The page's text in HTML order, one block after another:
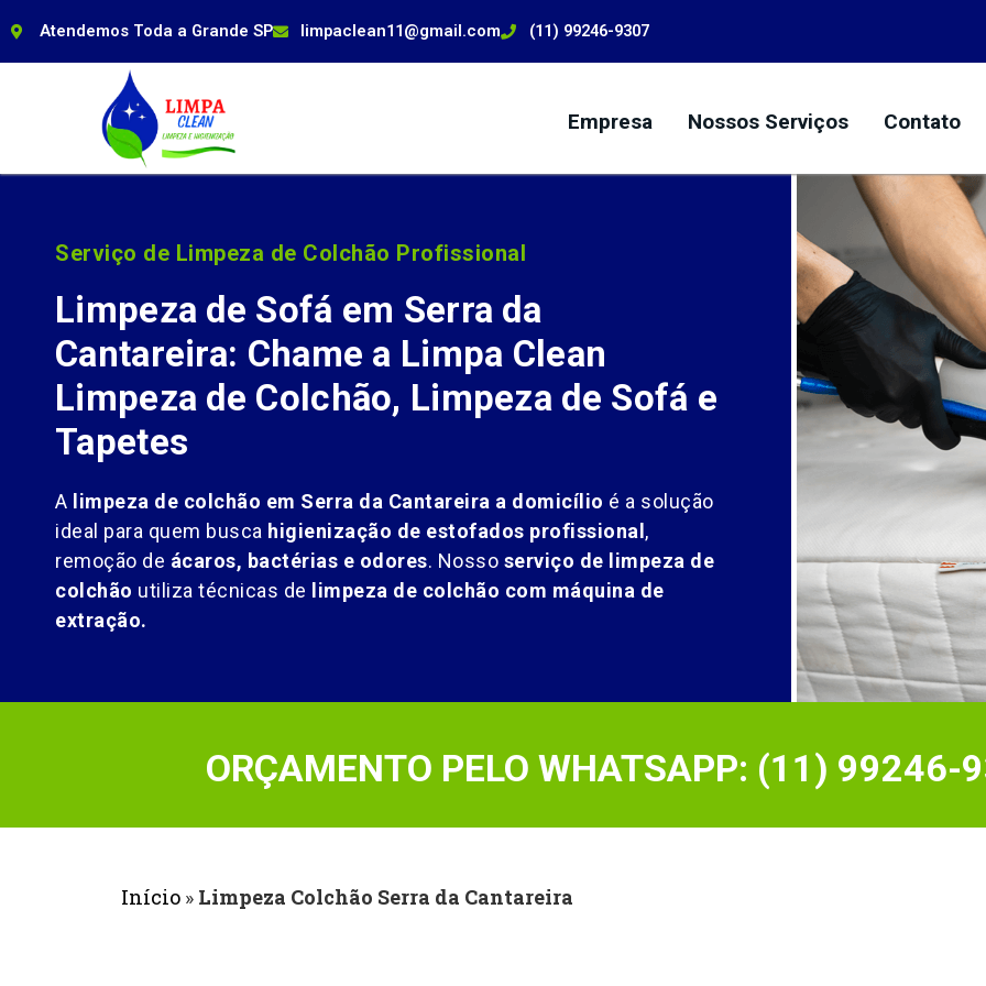
Atendemos Toda a Grande SP limpaclean11@gmail.com (11) 99246-9307
Empresa Nossos Serviços Contato
Serviço de Limpeza de Colchão Profissional
Limpeza de Sofá em Serra da
Cantareira: Chame a Limpa Clean
Limpeza de Colchão, Limpeza de Sofá e
Tapetes
A limpeza de colchão em Serra da Cantareira a domicílio é a solução
ideal para quem busca higienização de estofados profissional,
remoção de ácaros, bactérias e odores. Nosso serviço de limpeza de
colchão utiliza técnicas de limpeza de colchão com máquina de
extração.
ORÇAMENTO PELO WHATSAPP: (11) 99246-
Início » Limpeza Colchão Serra da Cantareira